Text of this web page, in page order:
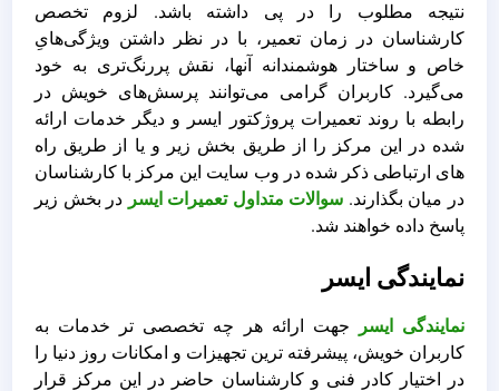
نتیجه مطلوب را در پی داشته باشد. لزوم تخصص
کارشناسان در زمان تعمیر، با در نظر داشتن ویژگی‌هایِ
خاص و ساختار هوشمندانه آنها، نقش پررنگ‌تری به خود
می‌گیرد. کاربران گرامی می‌توانند پرسش‌های خویش در
رابطه با روند تعمیرات پروژکتور ایسر و دیگر خدمات ارائه
شده در این مرکز را از طریق بخش زیر و یا از طریق راه
های ارتباطی ذکر شده در وب سایت این مرکز با کارشناسان
در میان بگذارند. سوالات متداول تعمیرات ایسر در بخش زیر
پاسخ داده خواهند شد.
نمایندگی ایسر
نمایندگی ایسر
جهت ارائه هر چه تخصصی تر خدمات به
کاربران خویش، پیشرفته ترین تجهیزات و امکانات روز دنیا را
در اختیار کادر فنی و کارشناسان حاضر در این مرکز قرار